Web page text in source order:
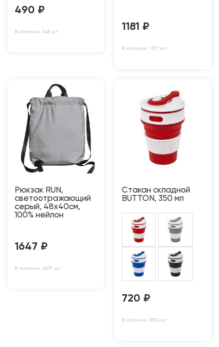
490 ₽
В наличии: 548 шт 1181 ₽
В наличии: 1377 шт
Рюкзак RUN,
светоотражающий
серый, 48х40см,
100% нейлон
1647 ₽
В наличии: 2609 шт
Стакан складной
BUTTON, 350 мл
720 ₽
В наличии: 3392 шт